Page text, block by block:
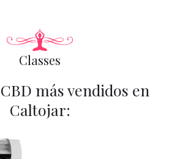
Classes
más vendidos en
Caltojar: